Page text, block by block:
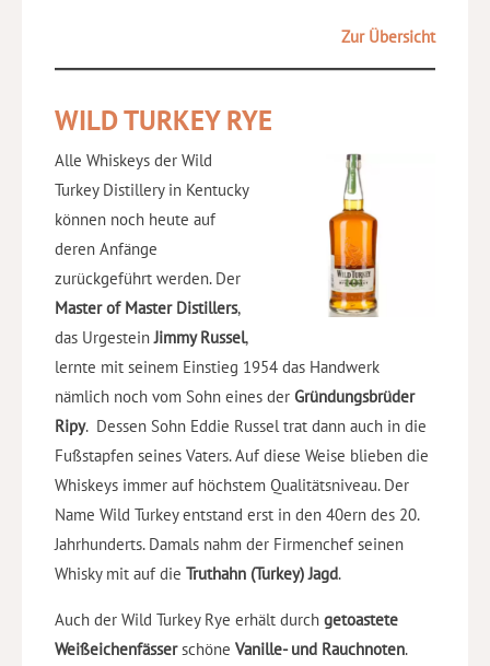
Zur Übersicht
WILD TURKEY RYE
Alle Whiskeys der Wild
Turkey Distillery in Kentucky
können noch heute auf
deren Anfänge
zurückgeführt werden. Der
Master of Master Distillers,
das UrgesteinJimmy Russel,
lernte mit seinem Einstieg 1954 das Handwerk
nämlich noch vom Sohn eines der Gründungsbrüder
Ripy. Dessen Sohn Eddie Russel trat dann auch in die
Fußstapfen seines Vaters. Auf diese Weise blieben die
Whiskeys immer auf höchstem Qualitätsniveau. Der
Name Wild Turkey entstand erst in den 40ern des 20.
Jahrhunderts. Damals nahm der Firmenchef seinen
Whisky mit auf die Truthahn (Turkey) Jagd.
Auch der Wild Turkey Rye erhält durch getoastete
Weißeichenfässerschöne Vanille- und Rauchnoten.